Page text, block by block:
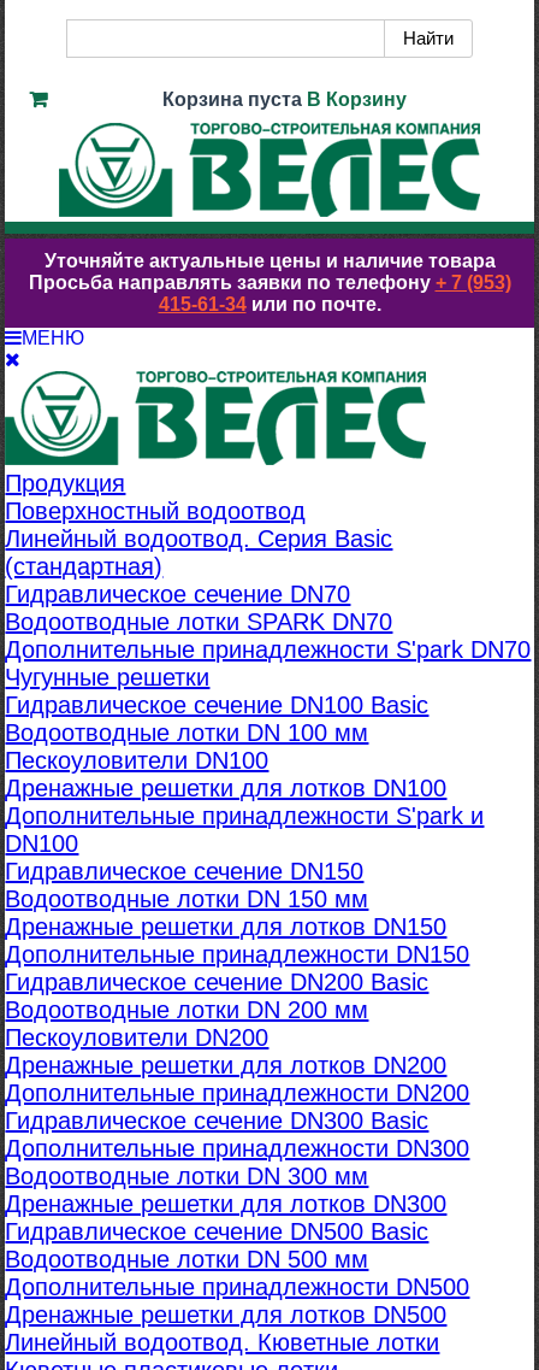
Корзина пуста В Корзину
Уточняйте актуальные цены и наличие товара
Просьба направлять заявки по телефону + 7 (953)
415-61-34или по почте.
МЕНЮ
Продукция
Поверхностный водоотвод
Линейный водоотвод. Серия Basic
(стандартная)
Гидравлическое сечение DN70
Водоотводные лотки SPARK DN70
Дополнительные принадлежности S'park DN70
Чугунные решетки
Гидравлическое сечение DN100 Basic
Водоотводные лотки DN 100 мм
Пескоуловители DN100
Дренажные решетки для лотков DN100
Дополнительные принадлежности S'park и
DN100
Гидравлическое сечение DN150
Водоотводные лотки DN 150 мм
Дренажные решетки для лотков DN150
Дополнительные принадлежности DN150
Гидравлическое сечение DN200 Basic
Водоотводные лотки DN 200 мм
Пескоуловители DN200
Дренажные решетки для лотков DN200
Дополнительные принадлежности DN200
Гидравлическое сечение DN300 Basic
Дополнительные принадлежности DN300
Водоотводные лотки DN 300 мм
Дренажные решетки для лотков DN300
Гидравлическое сечение DN500 Basic
Водоотводные лотки DN 500 мм
Дополнительные принадлежности DN500
Дренажные решетки для лотков DN500
Линейный водоотвод. Кюветные лотки